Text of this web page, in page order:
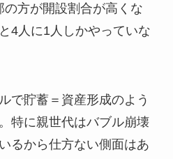
方が開設割合が高くな
4人に1人しかやっていな
で貯蓄＝資産形成のよう
特に親世代はバブル崩壊
るから仕方ない側面はあ